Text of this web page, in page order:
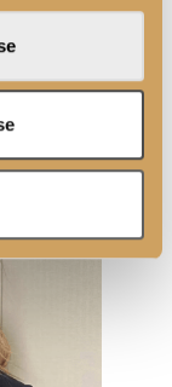
olyan
vagy az
kezdek